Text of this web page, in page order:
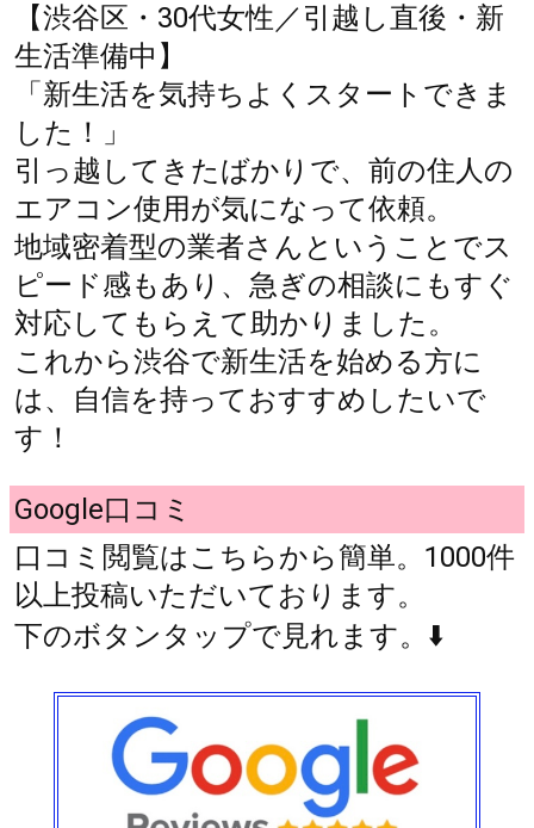
【渋谷区・30代女性／引越し直後・新
生活準備中】
「新生活を気持ちよくスタートできま
した！」
引っ越してきたばかりで、前の住人の
エアコン使用が気になって依頼。
地域密着型の業者さんということでス
ピード感もあり、急ぎの相談にもすぐ
対応してもらえて助かりました。
これから渋谷で新生活を始める方に
は、自信を持っておすすめしたいで
す！
Google口コミ
口コミ閲覧はこちらから簡単。1000件
以上投稿いただいております。
下のボタンタップで見れます。⬇️